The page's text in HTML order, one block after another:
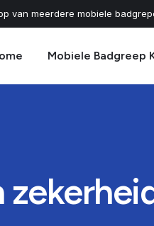
van meerdere mobiele
Mobiele Badgreep